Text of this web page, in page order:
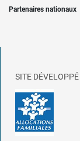
Partenaires nationaux
SITE